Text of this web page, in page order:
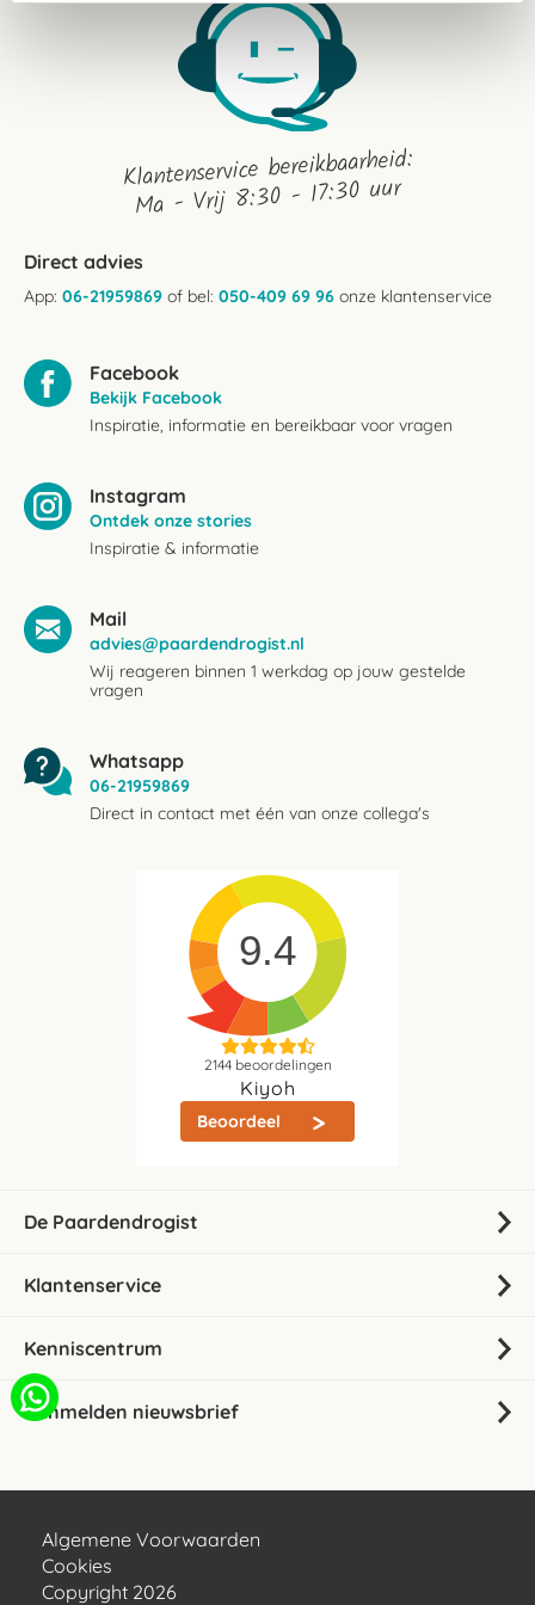
Klantenservice bereikbaarheid:
Ma - Vrij 8:30 - 17:30 uur
Direct advies
App: 06-21959869 of bel: 050-409 69 96 onze klantenservice
Facebook
Bekijk Facebook
Inspiratie, informatie en bereikbaar voor vragen
Instagram
Ontdek onze stories
Inspiratie & informatie
Mail
advies@paardendrogist.nl
Wij reageren binnen 1 werkdag op jouw gestelde
vragen
Whatsapp
06-21959869
Direct in contact met één van onze collega's
9.4
2144beoordelingen
Kiyoh
Beoordeel
De Paardendrogist
Klantenservice
Kenniscentrum
Aanmelden nieuwsbrief
Algemene Voorwaarden
Cookies
Copyright 2026